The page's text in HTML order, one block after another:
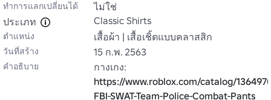
ทำการแลกเปลี่ยนได้
ไม่ใช่
ประเภท
Classic Shirts
ตำแหน่ง เสื้อผ้า | เสื้อเชิ้ตแบบคลาสสิก
วันที่สร้าง 15 ก.พ. 2563
คำอธิบาย
https://www.roblox.com/catalog/
FBI-SWAT-Team-Police-Combat-Pants